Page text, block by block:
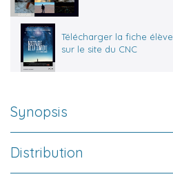
Télécharger la fiche élève
sur le site du CNC
Synopsis
Distribution